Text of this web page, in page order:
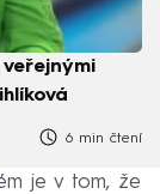
6 min čtení
je v tom, že